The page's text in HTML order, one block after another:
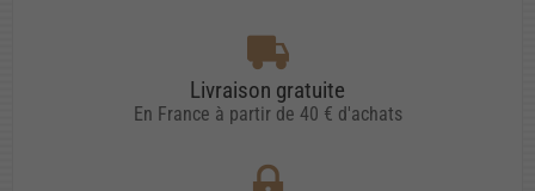
Livraison gratuite
En France à partir de 40 € d'achats